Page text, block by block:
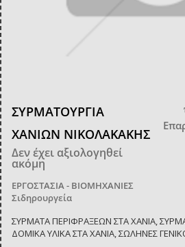
ΣΥΡΜΑΤΟΥΡΓΙΑ
ΧΑΝΙΩΝ ΝΙΚΟΛΑΚΑΚΗΣ
Δεν έχει αξιολογηθεί
ακόμη
ΕΡΓΟΣΤΑΣΙΑ - ΒΙΟΜΗΧΑΝΙΕΣ
Σιδηρουργεία
ΣΥΡΜΑΤΑ ΠΕΡΙΦΡΑΞΕΩΝ ΣΤΑ ΧΑΝΙΑ,
ΔΟΜΙΚΑ ΥΛΙΚΑ ΣΤΑ ΧΑΝΙΑ, ΣΩΛΗΝΕΣ